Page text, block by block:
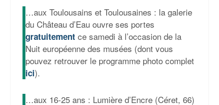
…aux Toulousains et Toulousaines : la galerie
du Château d’Eau ouvre ses portes
gratuitement ce samedi à l’occasion de la
Nuit européenne des musées (dont vous
pouvez retrouver le programme photo complet
ici).
…aux 16-25 ans : Lumière d’Encre (Céret, 66)